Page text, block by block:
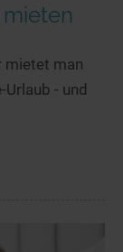
mietet man
- und